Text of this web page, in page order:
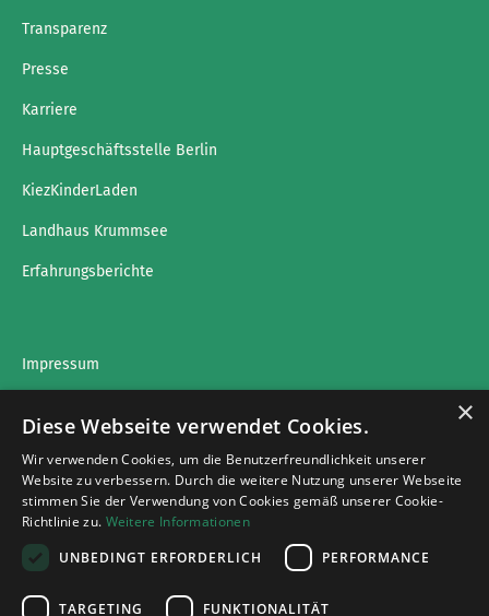
Transparenz
Presse
Karriere
Hauptgeschäftsstelle Berlin
KiezKinderLaden
Landhaus Krummsee
Erfahrungsberichte
Impressum
Impressumg
Datenschutz
×
Diese Webseite verwendet Cookies.
Wir verwenden Cookies, um die Benutzerfreundlichkeit unserer
Website zu verbessern. Durch die weitere Nutzung unserer Webseite
stimmen Sie der Verwendung von Cookies gemäß unserer Cookie-
Richtlinie zu. Weitere Informationen
UNBEDINGT ERFORDERLICH
PERFORMANCE
TARGETING FUNKTIONALITÄT